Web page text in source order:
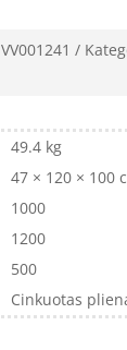
VV001241
49.4 kg
47 × 120 × 100
1000
1200
500
Cinkuotas